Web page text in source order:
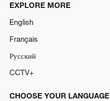
EXPLORE MORE
English
Français
Русский
CCTV+
CHOOSE YOUR LANGUAGE